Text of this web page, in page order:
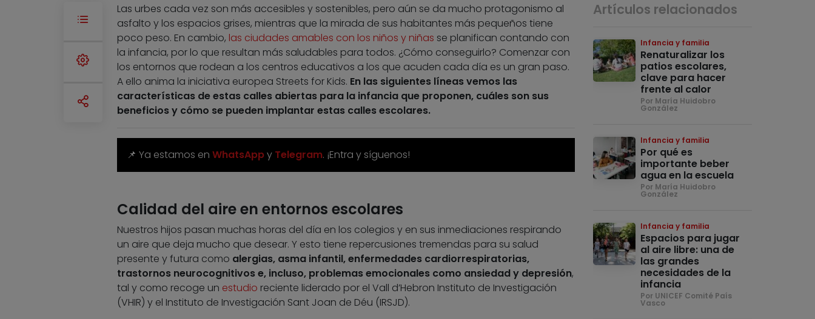
Las urbes cada vez son más accesibles y sostenibles, pero aún se da mucho protagonismo al
asfalto y los espacios grises, mientras que la mirada de sus habitantes más pequeños tiene
poco peso. En cambio, las ciudades amables con los niños y niñas se planifican contando con
la infancia, por lo que resultan más saludables para todos. ¿Cómo conseguirlo? Comenzar con
los entornos que rodean a los centros educativos a los que acuden cada día es un gran paso.
A ello anima la iniciativa europea Streets for Kids. En las siguientes líneas vemos las
características de estas calles abiertas para la infancia que proponen, cuáles son sus
beneficios y cómo se pueden implantar estas calles escolares.
📌 Ya estamos en WhatsAppy Telegram. ¡Entra y síguenos!
Calidad del aire en entornos escolares
Nuestros hijos pasan muchas horas del día en los colegios y en sus inmediaciones respirando
un aire que deja mucho que desear. Y esto tiene repercusiones tremendas para su salud
presente y futura como alergias, asma infantil, enfermedades cardiorrespiratorias,
trastornos neurocognitivos e, incluso, problemas emocionales como ansiedad y depresión,
tal y como recoge un estudio reciente liderado por el Vall d’Hebron Instituto de Investigación
(VHIR) y el Instituto de Investigación Sant Joan de Déu (IRSJD).
Artículos relacionados
Infancia y familia
Renaturalizar los
patios escolares,
clave para hacer
frente al calor
Por María Huidobro
González
Infancia y familia
Por qué es
importante beber
agua en la escuela
Por María Huidobro
González
Infancia y familia
Espacios para jugar
al aire libre: una de
las grandes
necesidades de la
infancia
Por UNICEF Comité País
Vasco